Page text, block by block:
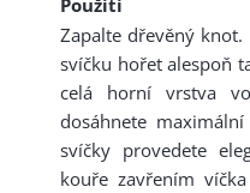
Použití
Zapalte dřevěný
svíčku hořet alespoň
celá horní vrstva
dosáhnete
svíčky provedete
kouře zavřením